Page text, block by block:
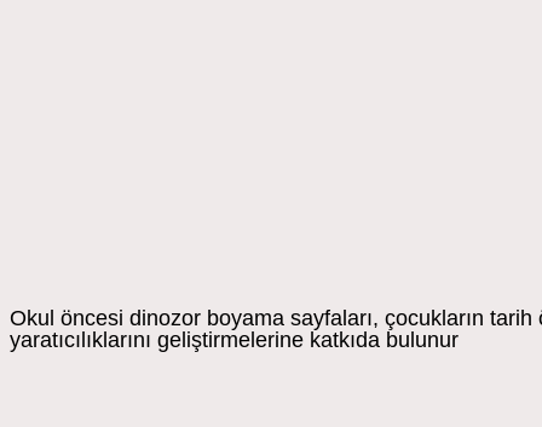
Okul öncesi dinozor boyama sayfaları, çocukların
yaratıcılıklarını geliştirmelerine katkıda bulunur